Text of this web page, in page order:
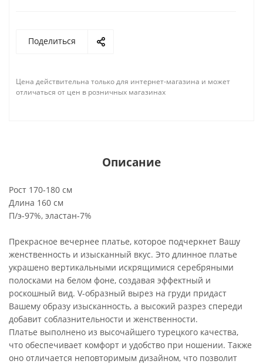
Поделиться
Цена действительна только для интернет-магазина и может
отличаться от цен в розничных магазинах
Описание
Рост 170-180 см
Длина 160 см
П/э-97%, эластан-7%
Прекрасное вечернее платье, которое подчеркнет Вашу
женственность и изысканный вкус. Это длинное платье
украшено вертикальными искрящимися серебряными
полосками на белом фоне, создавая эффектный и
роскошный вид. V-образный вырез на груди придаст
Вашему образу изысканность, а высокий разрез спереди
добавит соблазнительности и женственности.
Платье выполнено из высочайшего турецкого качества,
что обеспечивает комфорт и удобство при ношении. Также
оно отличается неповторимым дизайном, что позволит